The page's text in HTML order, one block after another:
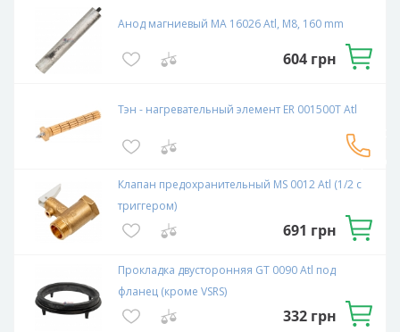
Анод магниевый МА 16026 Atl, М8, 160 mm
604грн
Тэн - нагревательный элемент ER 001500T Atl
Связаться
с
экспертом
Клапан предохранительный MS 0012 Atl (1/2 с
триггером)
691 грн
Прокладка двусторонняя GT 0090 Atl под
фланец (кроме VSRS)
332грн